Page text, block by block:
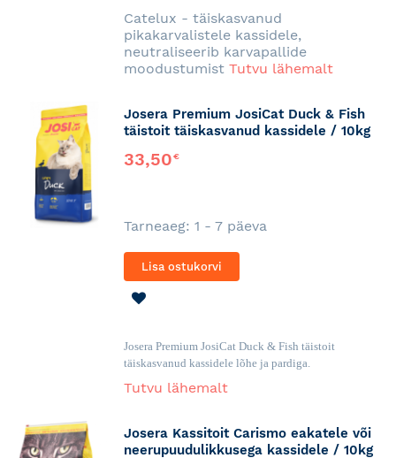
Catelux - täiskasvanud
pikakarvalistele kassidele,
neutraliseerib karvapallide
moodustumist Tutvu lähemalt
Josera Premium JosiCat Duck & Fish
täistoit täiskasvanud kassidele / 10kg
33,50€
Tarneaeg: 1 - 7 päeva
Lisa ostukorvi
Josera Premium JosiCat Duck & Fish täistoit
täiskasvanud kassidele lõhe ja pardiga.
Tutvu lähemalt
Josera Kassitoit Carismo eakatele või
neerupuudulikkusega kassidele / 10kg